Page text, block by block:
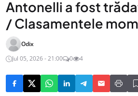
Antonelli a fost
/ Clasamentele
Odix
Jul 05, 2026 - 21:00
0 4